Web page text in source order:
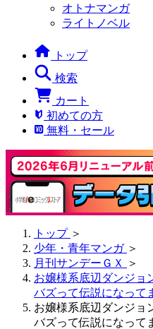
オトナマンガ
ライトノベル
トップ
検索
カート
初めての方
無料・セール
トップ ＞
少年・青年マンガ ＞
月刊サンデーＧＸ
＞
お嬢様系底辺ダンジョ
バズって伝説になって
お嬢様系底辺ダンジョ
バズって伝説になって